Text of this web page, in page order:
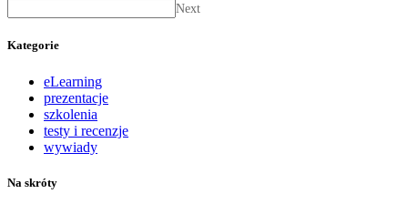
Next
Kategorie
eLearning
prezentacje
szkolenia
testy i recenzje
wywiady
Na skróty